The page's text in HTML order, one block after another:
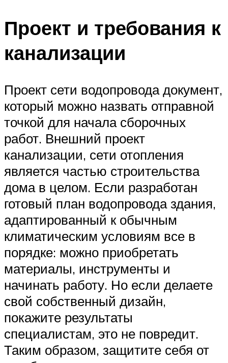
Проект и требования к
канализации
Проект сети водопровода документ,
который можно назвать отправной
точкой для начала сборочных
работ. Внешний проект
канализации, сети отопления
является частью строительства
дома в целом. Если разработан
готовый план водопровода здания,
адаптированный к обычным
климатическим условиям все в
порядке: можно приобретать
материалы, инструменты и
начинать работу. Но если делаете
свой собственный дизайн,
покажите результаты
специалистам, это не повредит.
Таким образом, защитите себя от